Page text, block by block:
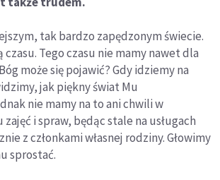
tak bardzo zapędzonym świecie.
Tego czasu nie mamy nawet dla
może się pojawić? Gdy idziemy na
jak piękny świat Mu
nie mamy na to ani chwili w
i spraw, będąc stale na usługach
z członkami własnej rodziny. Głowimy
sprostać.